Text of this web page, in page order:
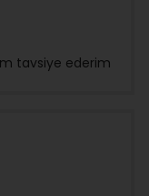
tavsiye ederim